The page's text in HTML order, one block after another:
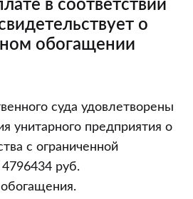
в соответствии
о
обогащении
суда удовлетворены
унитарного предприятия о
с ограниченной
руб.